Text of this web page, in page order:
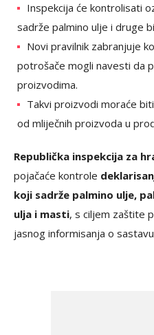
Inspekcija će kontrolisati
sadrže palmino ulje i druge
Novi pravilnik zabranjuje
potrošače mogli navesti da
proizvodima.
Takvi proizvodi moraće
od mliječnih proizvoda u
Republička inspekcija za
pojačaće kontrole
koji sadrže palmino ulje,
ulja i masti, s ciljem zaštite
jasnog informisanja o